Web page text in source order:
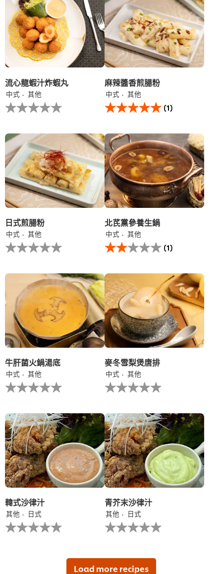
recipe
提
交
评
级
recipe
提
交
级
流心龍蝦汁炸蝦丸
中式
其他
没
有
个
recipe
提
交
级
麻辣醬香煎腸粉
中式
其他
此
麻
香
煎
腸
粉
的
平
均
评
分
为
5.0，
共
5
分，
分
为
1。
(1)
日式煎腸粉
中式
其他
没
有
个
recipe
交
评
北芪黨參養生鍋
中式
其他
此
北
參
養
生
鍋
的
平
均
评
分
为
2.0，
共
5
分，
分
为
1。
(1)
牛肝菌火鍋湯底
中式
其他
没
有
个
recipe
提
交
评
级
麥冬雪梨煲唐排
中式
其他
没
有
个
recipe
提
交
评
级
韓式沙律汁
其他
日式
没
有
青芥末沙律汁
其他
日式
没
有
个
recipe
Load more recipes